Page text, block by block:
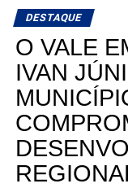
acumulou, no
2026, R$ 11,29
montante que
estabelecido pela
A pressão sobre o
desequilíbrio
primeiros meses
das contribuições
pensões atingiu
DESTAQUE
O VALE
IVAN